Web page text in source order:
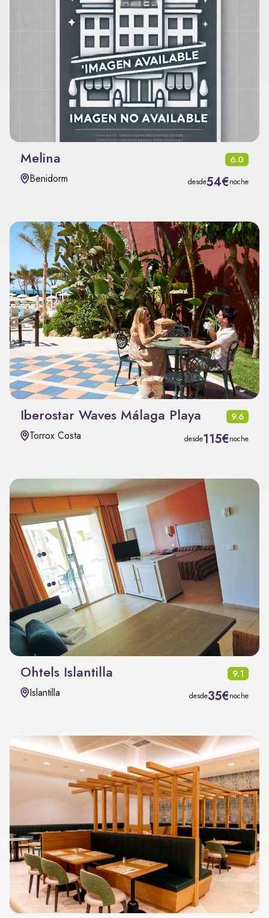
Melina 6.0
Benidorm desde54€noche
Iberostar Waves Málaga Playa 9.6
Torrox Costa desde115€noche
Ohtels Islantilla 9.1
Islantilla desde35€noche